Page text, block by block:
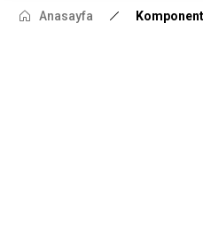
Anasayfa